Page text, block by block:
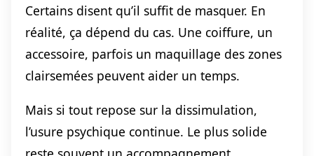
Certains disent qu’il suffit de masquer. En
réalité, ça dépend du cas. Une coiffure, un
accessoire, parfois un maquillage des zones
clairsemées peuvent aider un temps.
Mais si tout repose sur la dissimulation,
l’usure psychique continue. Le plus solide